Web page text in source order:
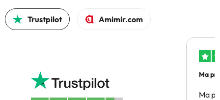
Trustpilot Amimir.com
Ma
Ma